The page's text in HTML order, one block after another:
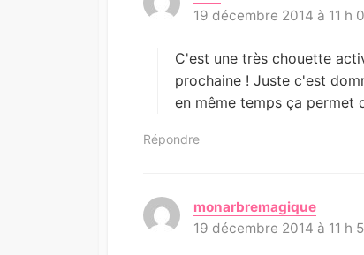
i
:
19 décembre 2014 à 11 h
C'est une très chouette
prochaine ! Juste c'est
en même temps ça permet
Répondre
monarbremagique
i
19 décembre 2014 à 11 h